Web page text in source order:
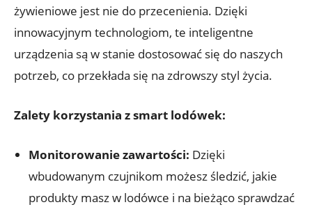
żywieniowe jest nie do przecenienia. Dzięki
innowacyjnym technologiom, te inteligentne
urządzenia są w stanie dostosować się do naszych
potrzeb, co przekłada się na zdrowszy styl życia.
Zalety korzystania z smart lodówek:
Monitorowanie zawartości: Dzięki
wbudowanym czujnikom możesz śledzić, jakie
produkty masz w lodówce i na bieżąco sprawdzać